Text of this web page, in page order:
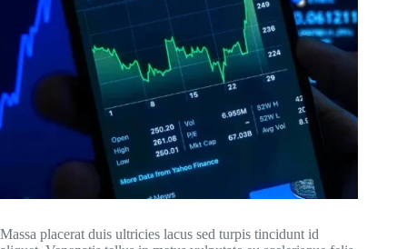
Massa placerat duis ultricies lacus sed turpis tincidunt id